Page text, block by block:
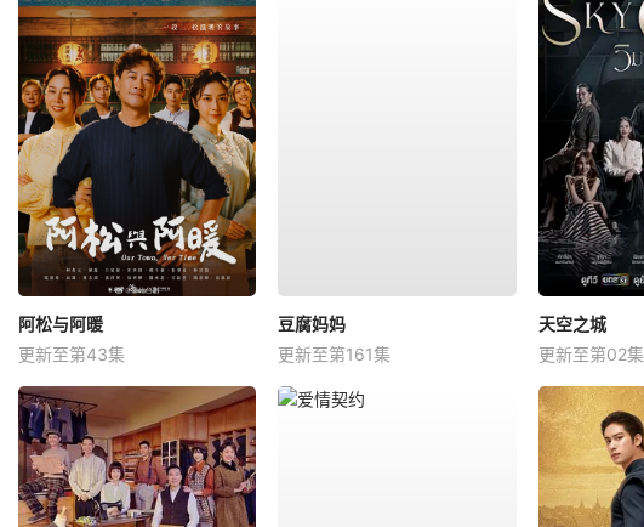
阿松与阿暖
更新至第43集
豆腐妈妈
更新至第161集
天空之城
更新至第02集